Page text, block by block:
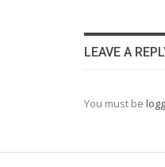
LEAVE A
You must be